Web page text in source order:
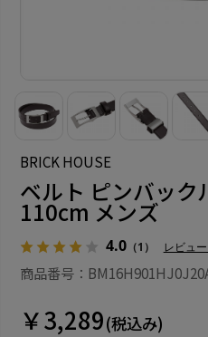
BRICK HOUSE
ベルト ピンバック
110cm メンズ
4.0（1） レビュ
商品番号：
￥3,289(税込み)